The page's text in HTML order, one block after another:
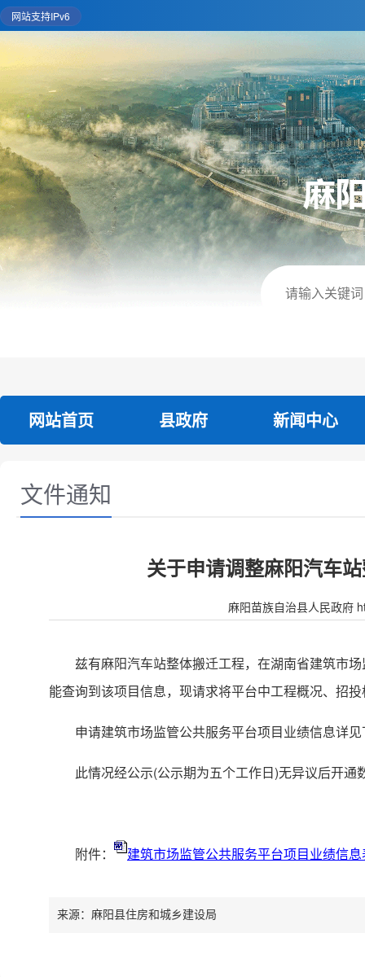
网站支持IPv6
网站首页 县政府 新闻中心
文件通知
关于申请调整麻阳汽车
麻阳苗族自治县人民政府
兹有麻阳汽车站整体搬迁工程，在湖南省建筑市
能查询到该项目信息，现请求将平台中工程概况、招
申请建筑市场监管公共服务平台项目业绩信息详
此情况经公示(公示期为五个工作日)无异议后开
附件： 建筑市场监管公共服务平台项目业绩信
来源：麻阳县住房和城乡建设局